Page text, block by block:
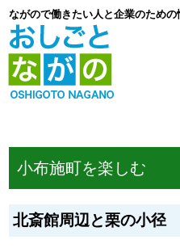
ながので働きたい人と企業のため
小布施町を楽しむ
北斎館周辺と栗の小径